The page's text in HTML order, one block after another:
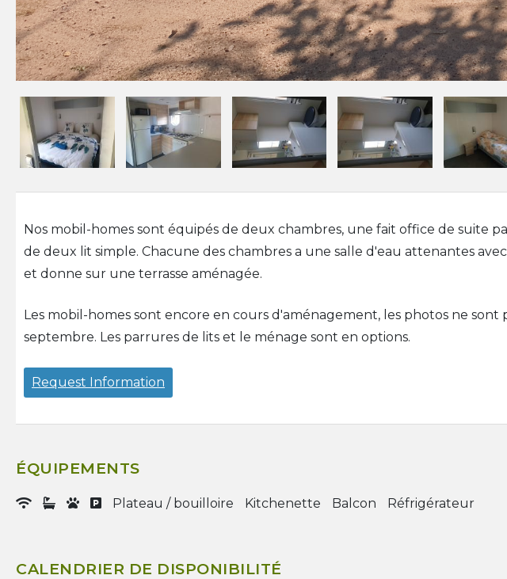
Nos mobil-homes sont équipés de deux chambres, une fait office de suite
de deux lit simple. Chacune des chambres a une salle d'eau attenantes
et donne sur une terrasse aménagée.
Les mobil-homes sont encore en cours d'aménagement, les photos ne
septembre. Les parrures de lits et le ménage sont en options.
Request Information
ÉQUIPEMENTS
Plateau / bouilloire Kitchenette Balcon Réfrigérateur
CALENDRIER DE DISPONIBILITÉ